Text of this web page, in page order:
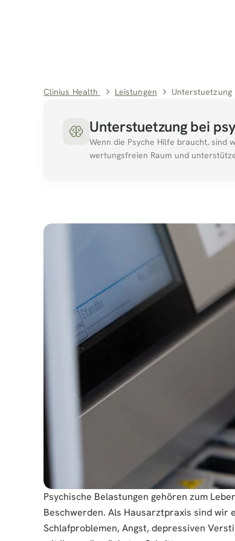
Clinius Health Leistungen Unterstuetzung
Unterstuetzung bei
Wenn die Psyche Hilfe braucht, sind
wertungsfreien Raum und
Psychische Belastungen gehören zum
Beschwerden. Als Hausarztpraxis sind wir
Schlafproblemen, Angst, depressiven